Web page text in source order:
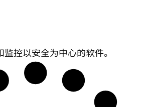
控以安全为中心的软件。